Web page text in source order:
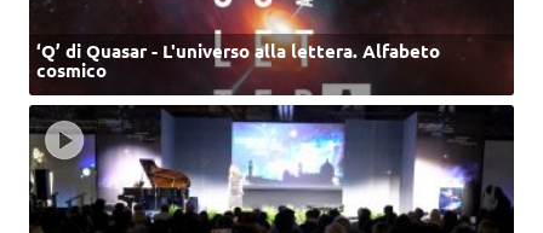
‘Q’ di Quasar - L'universo alla lettera. Alfabeto
cosmico